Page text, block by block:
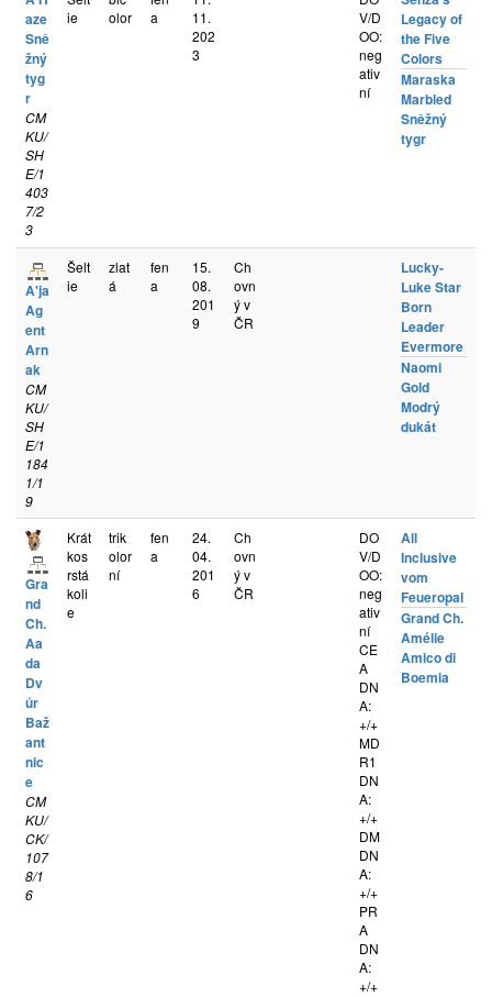
aze
Sně
žný
tyg
r
CM
KU/
SH
E/1
403
7/2
3
ie
olor
a
11.
202
3
V/D
OO:
neg
ativ
ní
Legacy of
the Five
Colors
Maraska
Marbled
Sněžný
tygr
A'ja
Ag
ent
Arn
ak
CM
KU/
SH
E/1
184
1/1
9
Šelt
ie
zlat
á
fen
a
15.
08.
201
9
Ch
ovn
ý v
ČR
Lucky-
Luke Star
Born
Leader
Evermore
Naomi
Gold
Modrý
dukát
Gra
nd
Ch.
Aa
da
Dv
ůr
Baž
ant
nic
e
CM
KU/
CK/
107
8/1
6
Krát
kos
rstá
koli
e
trik
olor
ní
fen
a
24.
04.
201
6
Ch
ovn
ý v
ČR
DO
V/D
OO:
neg
ativ
ní
CE
A
DN
A:
+/+
MD
R1
DN
A:
+/+
DM
DN
A:
+/+
PR
A
DN
A:
+/+
All
Inclusive
vom
Feueropal
Grand Ch.
Amélie
Amico di
Boemia